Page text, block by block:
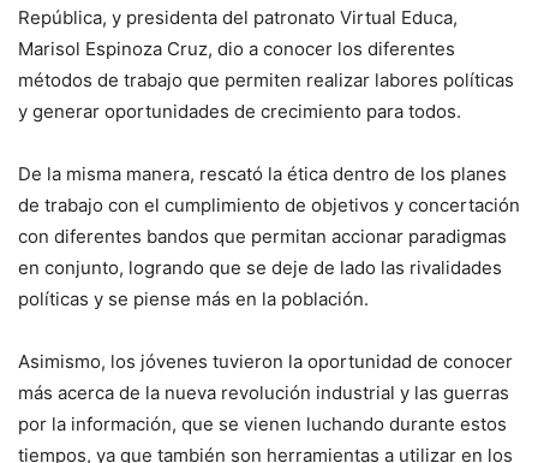
República, y presidenta del patronato Virtual Educa,
Marisol Espinoza Cruz, dio a conocer los diferentes
métodos de trabajo que permiten realizar labores políticas
y generar oportunidades de crecimiento para todos.
De la misma manera, rescató la ética dentro de los planes
de trabajo con el cumplimiento de objetivos y concertación
con diferentes bandos que permitan accionar paradigmas
en conjunto, logrando que se deje de lado las rivalidades
políticas y se piense más en la población.
Asimismo, los jóvenes tuvieron la oportunidad de conocer
más acerca de la nueva revolución industrial y las guerras
por la información, que se vienen luchando durante estos
tiempos, ya que también son herramientas a utilizar en los